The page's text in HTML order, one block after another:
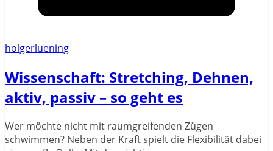
holgerluening
Wissenschaft: Stretching, Dehnen,
aktiv, passiv – so geht es
Wer möchte nicht mit raumgreifenden Zügen
schwimmen? Neben der Kraft spielt die Flexibilität dabei